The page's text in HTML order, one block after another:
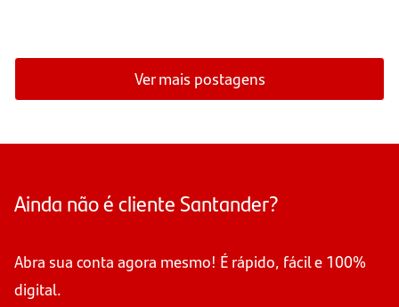
Ver mais postagens
Ainda não é cliente Santander?
Abra sua conta agora mesmo! É rápido, fácil e 100%
digital.